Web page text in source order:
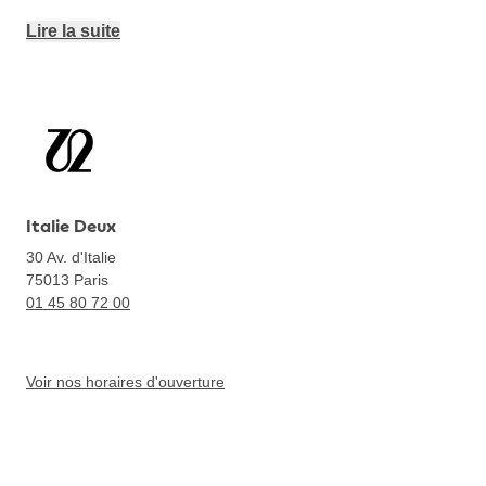
Lire la suite
Italie Deux
30 Av. d'Italie
75013 Paris
01 45 80 72 00
Voir nos horaires d'ouverture